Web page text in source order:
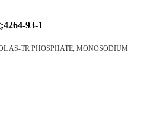
93-1
AS-TR PHOSPHATE, MONOSODIUM